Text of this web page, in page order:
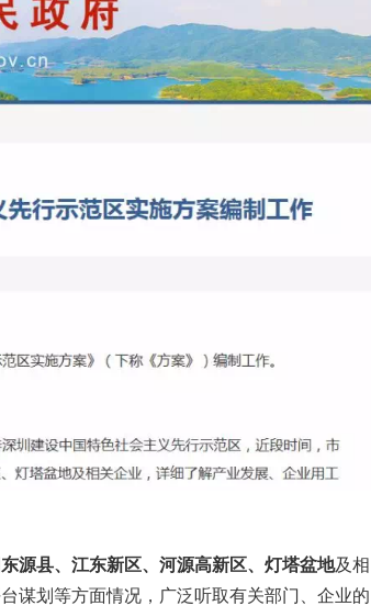
东源县、江东新区、河源高新区、灯塔盆地及相
谋划等方面情况，广泛听取有关部门、企业的